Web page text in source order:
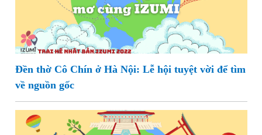
Đền thờ Cô Chín ở Hà Nội: Lễ hội tuyệt vời để tìm
về nguồn gốc